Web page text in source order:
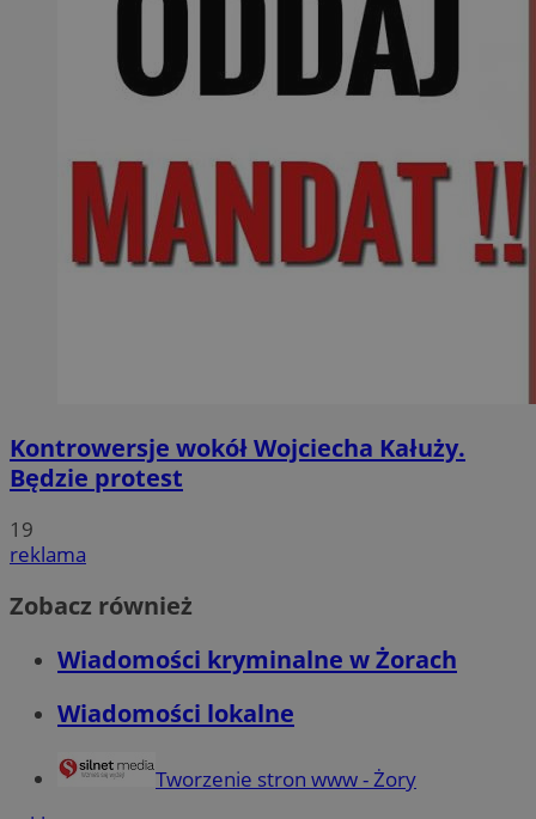
Kontrowersje wokół Wojciecha Kałuży.
Będzie protest
19
reklama
Zobacz również
Wiadomości kryminalne w Żorach
Wiadomości lokalne
Tworzenie stron www - Żory